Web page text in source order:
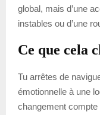
global, mais d’une
instables ou d’une
Ce que cela
Tu arrêtes de
émotionnelle à une
changement compte